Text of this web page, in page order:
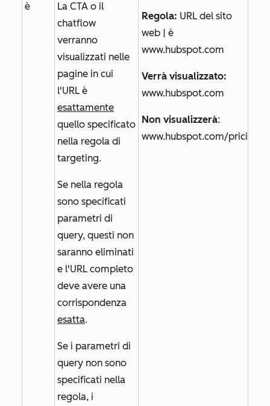
è
La CTA o il
chatflow
verranno
visualizzati nelle
pagine in cui
l'URL è
esattamente
quello specificato
nella regola di
targeting.
Se nella regola
sono specificati
parametri di
query, questi non
saranno eliminati
e l'URL completo
deve avere una
corrispondenza
esatta.
Se i parametri di
query non sono
specificati nella
regola, i
Regola: URL del sito
web | è
www.hubspot.com
Verrà visualizzato:
www.hubspot.com
Non visualizzerà:
www.hubspot.com/pricing